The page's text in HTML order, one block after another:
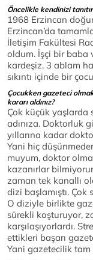
Öncelikle kendinizi tanıtır
1968 Erzincan
Erzincan’da
İletişim Fakültesi
oldum. İşçi bir baba
kardeşiz. 3 ablam
sıkıntı içinde bir
Çocukken gazeteci
kararı aldınız?
Çok küçük yaşlarda
adınıza. Doktorluk
yıllarına kadar
Yani hiç
muyum, doktor
kazanırlar
zaman tek kanallı
dizi başlamıştı.
O diziyle birlikte
sürekli koşturuyor,
karşılaşıyorlardı.
ettikleri başarı
Yani gazetecilik